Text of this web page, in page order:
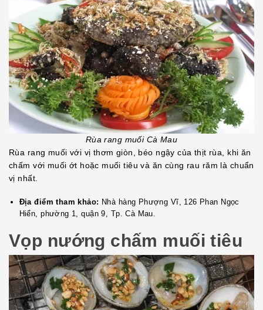
Rùa rang muối Cà Mau
Rùa rang muối với vị thơm giòn, béo ngậy của thịt rùa, khi ăn
chấm với muối ớt hoặc muối tiêu và ăn cùng rau răm là chuẩn
vị nhất.
Địa điểm tham khảo: Nhà hàng Phượng Vĩ, 126 Phan Ngọc
Hiển, phường 1, quận 9, Tp. Cà Mau.
Vọp nướng chấm muối tiêu